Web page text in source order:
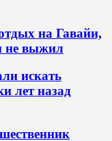
на Гавайи,
не выжил
искать
лет назад